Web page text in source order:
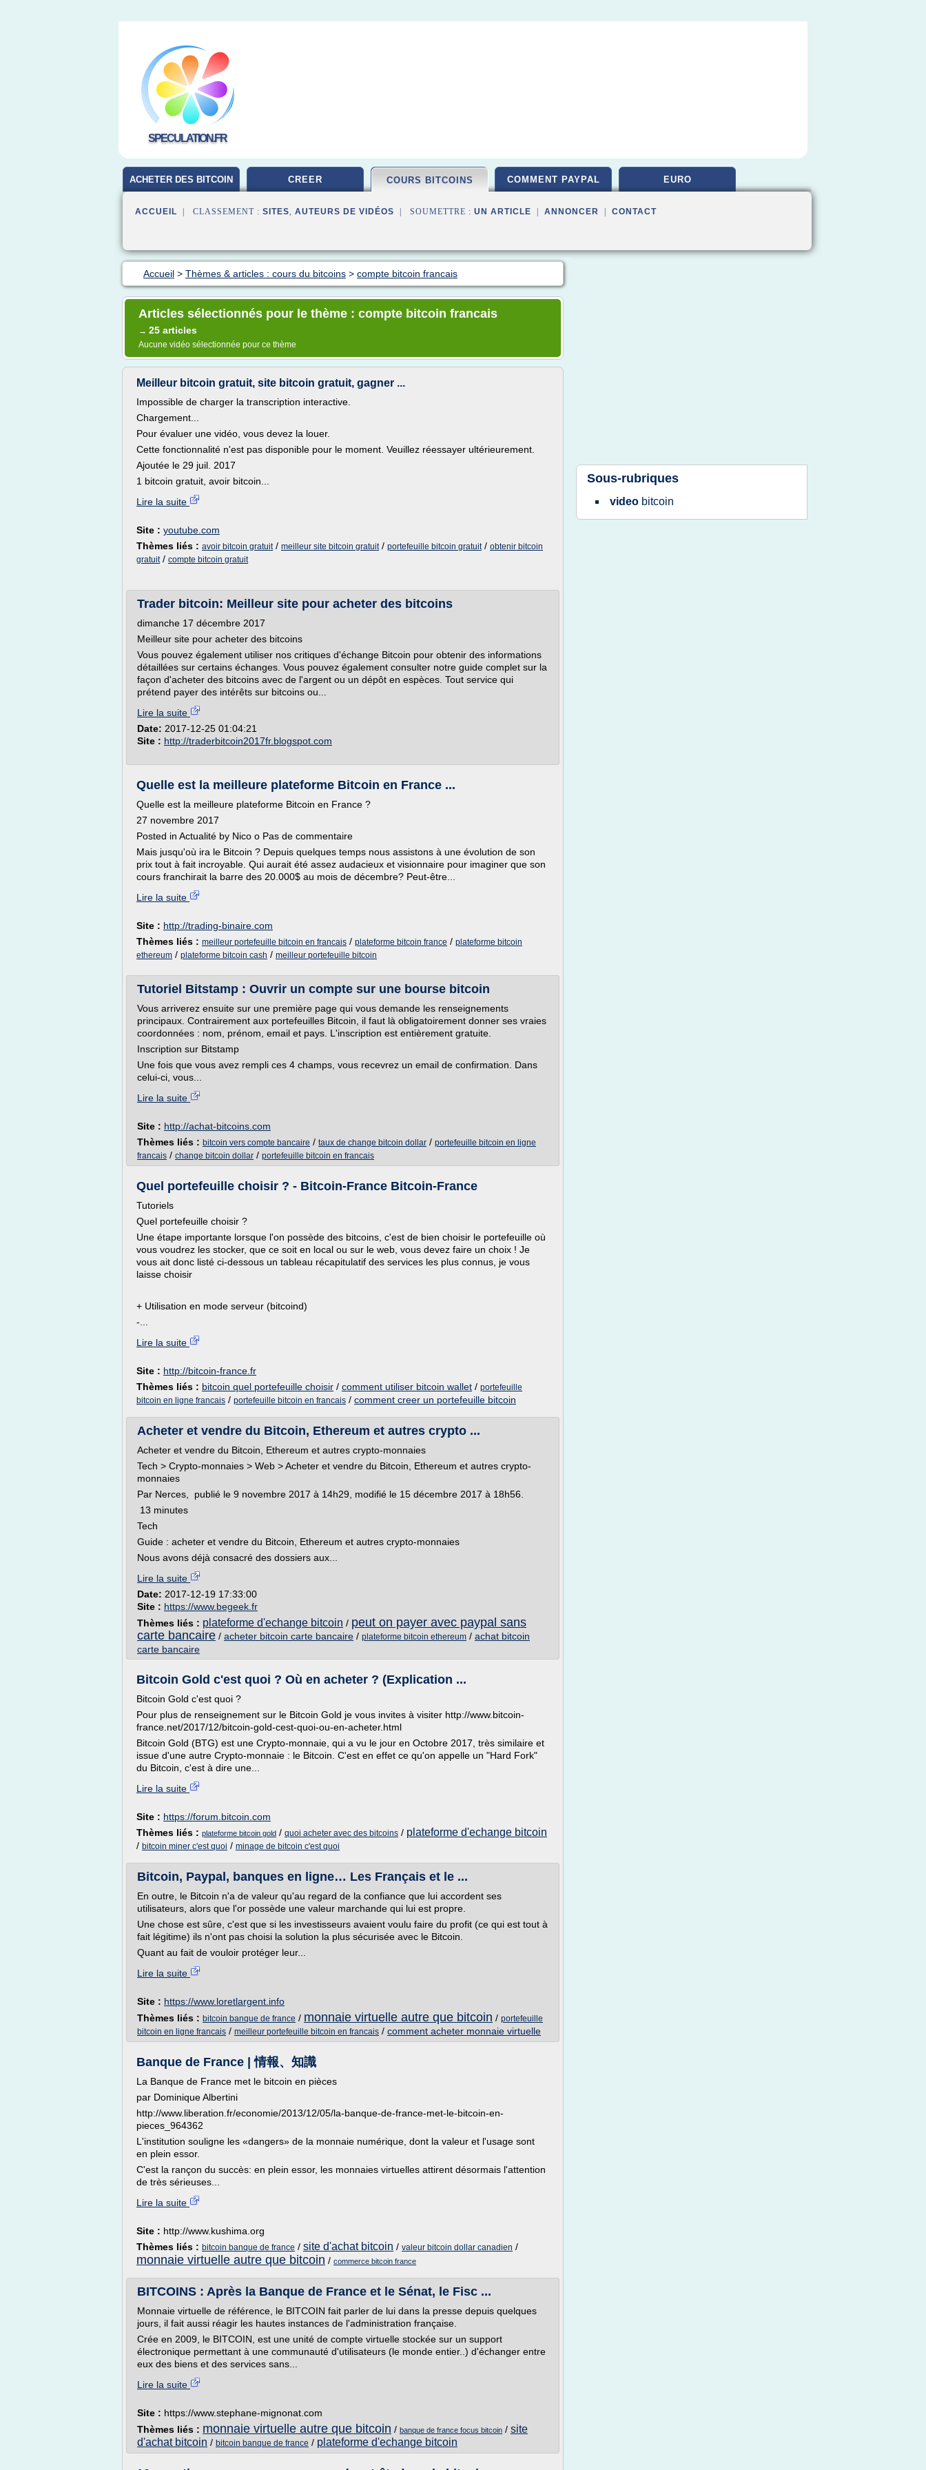
SPECULATION.FR
ACHETER DES BITCOIN CREER COURS BITCOINS COMMENT PAYPAL EURO
ACCUEIL | CLASSEMENT : SITES, AUTEURS DE VIDÉOS | SOUMETTRE : UN ARTICLE ANNONCER CONTACT
Accueil > Thèmes & articles : cours du bitcoins > compte bitcoin francais
Articles sélectionnés pour le thème : compte bitcoin francais
→ 25 articles
Aucune vidéo sélectionnée pour ce thème
Meilleur bitcoin gratuit, site bitcoin gratuit, gagner ...
Impossible de charger la transcription interactive.
Chargement...
Pour évaluer une vidéo, vous devez la louer.
Cette fonctionnalité n'est pas disponible pour le moment. Veuillez réessayer ultérieurement.
Ajoutée le 29 juil. 2017
1 bitcoin gratuit, avoir bitcoin...
Lire la suite
Site : youtube.com
Thèmes liés : avoir bitcoin gratuit/ meilleur site bitcoin gratuit/ portefeuille bitcoin gratuit/ obtenir bitcoin
gratuit/ compte bitcoin gratuit
Trader bitcoin: Meilleur site pour acheter des bitcoins
dimanche 17 décembre 2017
Meilleur site pour acheter des bitcoins
Vous pouvez également utiliser nos critiques d'échange Bitcoin pour obtenir des informations
détaillées sur certains échanges. Vous pouvez également consulter notre guide complet sur la
façon d'acheter des bitcoins avec de l'argent ou un dépôt en espèces. Tout service qui
prétend payer des intérêts sur bitcoins ou...
Lire la suite
Date: 2017-12-25 01:04:21
Site : http://traderbitcoin2017fr.blogspot.com
Quelle est la meilleure plateforme Bitcoin en France ...
Quelle est la meilleure plateforme Bitcoin en France ?
27 novembre 2017
Posted in Actualité by Nico o Pas de commentaire
Mais jusqu'où ira le Bitcoin ? Depuis quelques temps nous assistons à une évolution de son
prix tout à fait incroyable. Qui aurait été assez audacieux et visionnaire pour imaginer que son
cours franchirait la barre des 20.000$ au mois de décembre? Peut-être...
Lire la suite
Site : http://trading-binaire.com
Thèmes liés : meilleur portefeuille bitcoin en francais / plateforme bitcoin france / plateforme bitcoin
ethereum / plateforme bitcoin cash / meilleur portefeuille bitcoin
Tutoriel Bitstamp : Ouvrir un compte sur une bourse bitcoin
Vous arriverez ensuite sur une première page qui vous demande les renseignements
principaux. Contrairement aux portefeuilles Bitcoin, il faut là obligatoirement donner ses vraies
coordonnées : nom, prénom, email et pays. L'inscription est entièrement gratuite.
Inscription sur Bitstamp
Une fois que vous avez rempli ces 4 champs, vous recevrez un email de confirmation. Dans
celui-ci, vous...
Lire la suite
Site : http://achat-bitcoins.com
Thèmes liés : bitcoin vers compte bancaire / taux de change bitcoin dollar / portefeuille bitcoin en ligne
francais / change bitcoin dollar / portefeuille bitcoin en francais
Quel portefeuille choisir ? - Bitcoin-France Bitcoin-France
Tutoriels
Quel portefeuille choisir ?
Une étape importante lorsque l'on possède des bitcoins, c'est de bien choisir le portefeuille où
vous voudrez les stocker, que ce soit en local ou sur le web, vous devez faire un choix ! Je
vous ait donc listé ci-dessous un tableau récapitulatif des services les plus connus, je vous
laisse choisir
+ Utilisation en mode serveur (bitcoind)
-...
Lire la suite
Site : http://bitcoin-france.fr
Thèmes liés : bitcoin quel portefeuille choisir / comment utiliser bitcoin wallet / portefeuille
bitcoin en ligne francais / portefeuille bitcoin en francais / comment creer un portefeuille bitcoin
Acheter et vendre du Bitcoin, Ethereum et autres crypto ...
Acheter et vendre du Bitcoin, Ethereum et autres crypto-monnaies
Tech > Crypto-monnaies > Web > Acheter et vendre du Bitcoin, Ethereum et autres crypto-
monnaies
Par Nerces, publié le 9 novembre 2017 à 14h29, modifié le 15 décembre 2017 à 18h56.
13 minutes
Tech
Guide : acheter et vendre du Bitcoin, Ethereum et autres crypto-monnaies
Nous avons déjà consacré des dossiers aux...
Lire la suite
Date: 2017-12-19 17:33:00
Site : https://www.begeek.fr
Thèmes liés : plateforme d'echange bitcoin / peut on payer avec paypal sans
carte bancaire / acheter bitcoin carte bancaire / plateforme bitcoin ethereum / achat bitcoin
carte bancaire
Bitcoin Gold c'est quoi ? Où en acheter ? (Explication ...
Bitcoin Gold c'est quoi ?
Pour plus de renseignement sur le Bitcoin Gold je vous invites à visiter http://www.bitcoin-
france.net/2017/12/bitcoin-gold-cest-quoi-ou-en-acheter.html
Bitcoin Gold (BTG) est une Crypto-monnaie, qui a vu le jour en Octobre 2017, très similaire et
issue d'une autre Crypto-monnaie : le Bitcoin. C'est en effet ce qu'on appelle un "Hard Fork"
du Bitcoin, c'est à dire une...
Lire la suite
Site : https://forum.bitcoin.com
Thèmes liés : plateforme bitcoin gold / quoi acheter avec des bitcoins / plateforme d'echange bitcoin
/ bitcoin miner c'est quoi / minage de bitcoin c'est quoi
Bitcoin, Paypal, banques en ligne… Les Français et le ...
En outre, le Bitcoin n'a de valeur qu'au regard de la confiance que lui accordent ses
utilisateurs, alors que l'or possède une valeur marchande qui lui est propre.
Une chose est sûre, c'est que si les investisseurs avaient voulu faire du profit (ce qui est tout à
fait légitime) ils n'ont pas choisi la solution la plus sécurisée avec le Bitcoin.
Quant au fait de vouloir protéger leur...
Lire la suite
Site : https://www.loretlargent.info
Thèmes liés : bitcoin banque de france / monnaie virtuelle autre que bitcoin / portefeuille
bitcoin en ligne francais / meilleur portefeuille bitcoin en francais / comment acheter monnaie virtuelle
Banque de France | 情報、知識
La Banque de France met le bitcoin en pièces
par Dominique Albertini
http://www.liberation.fr/economie/2013/12/05/la-banque-de-france-met-le-bitcoin-en-
pieces_964362
L'institution souligne les «dangers» de la monnaie numérique, dont la valeur et l'usage sont
en plein essor.
C'est la rançon du succès: en plein essor, les monnaies virtuelles attirent désormais l'attention
de très sérieuses...
Lire la suite
Site : http://www.kushima.org
Thèmes liés : bitcoin banque de france / site d'achat bitcoin / valeur bitcoin dollar canadien /
monnaie virtuelle autre que bitcoin / commerce bitcoin france
BITCOINS : Après la Banque de France et le Sénat, le Fisc ...
Monnaie virtuelle de référence, le BITCOIN fait parler de lui dans la presse depuis quelques
jours, il fait aussi réagir les hautes instances de l'administration française.
Crée en 2009, le BITCOIN, est une unité de compte virtuelle stockée sur un support
électronique permettant à une communauté d'utilisateurs (le monde entier..) d'échanger entre
eux des biens et des services sans...
Lire la suite
Site : https://www.stephane-mignonat.com
Thèmes liés : monnaie virtuelle autre que bitcoin / banque de france focus bitcoin / site
d'achat bitcoin / bitcoin banque de france / plateforme d'echange bitcoin
Sous-rubriques
video bitcoin